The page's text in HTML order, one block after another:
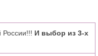
России!!! И выбор из 3-х